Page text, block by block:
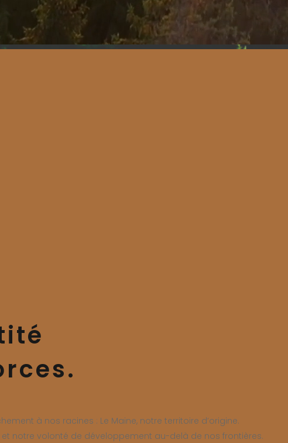
à nos racines : Le Maine, notre territoire d’origine.
notre volonté de développement au-delà de nos frontières.